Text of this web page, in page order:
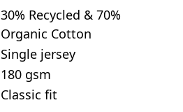
30% Recycled & 70%
Organic Cotton
Single jersey
180 gsm
Classic fit